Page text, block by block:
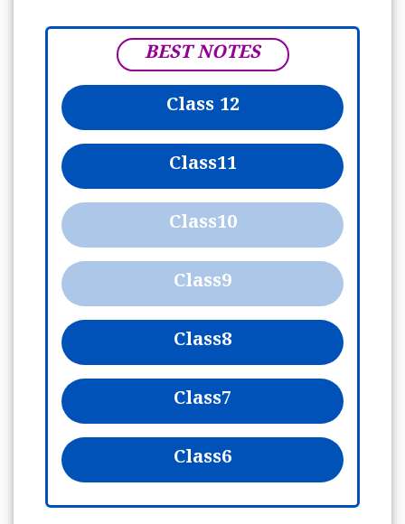
BEST NOTES
Class 12
Class11
Class10
Class9
Class8
Class7
Class6